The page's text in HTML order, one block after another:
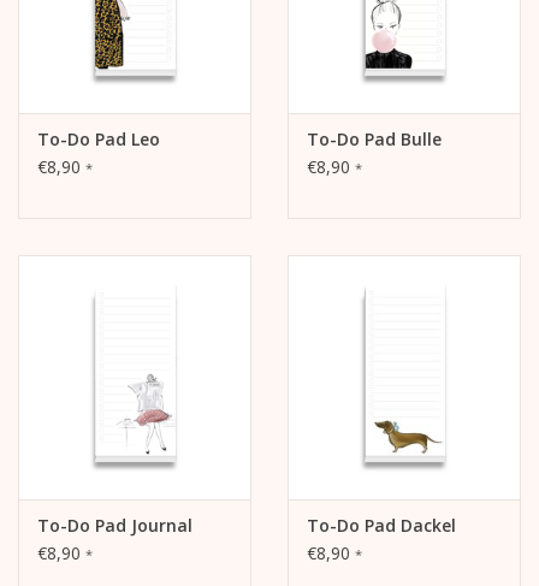
To-Do Pad Leo
€8,90 *
To-Do Pad Bulle
€8,90 *
To-Do Pad Journal
€8,90 *
To-Do Pad Dackel
€8,90 *